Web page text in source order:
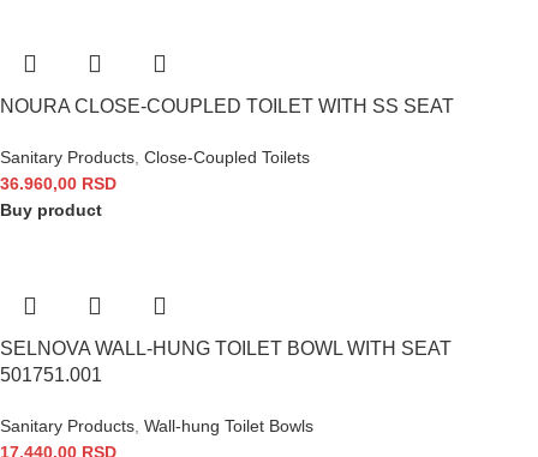
NOURA CLOSE-COUPLED TOILET WITH SS SEAT
Sanitary Products Close-Coupled Toilets
36.960,00 RSD
Buy product
SELNOVA WALL-HUNG TOILET BOWL WITH SEAT
501751.001
Sanitary Products Wall-hung Toilet Bowls
17.440,00 RSD